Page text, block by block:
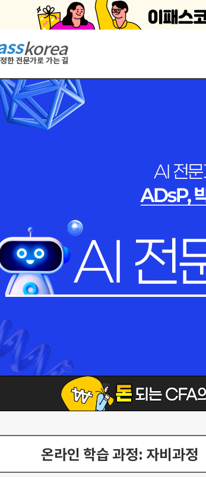
온라인 학습 과정: 자비과정